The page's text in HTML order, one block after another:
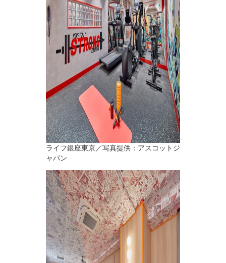
ライフ銀座東京／写真提供：アスコットジ
ャパン